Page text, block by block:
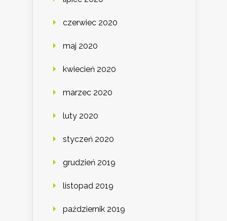
czerwiec 2020
maj 2020
kwiecień 2020
marzec 2020
luty 2020
styczeń 2020
grudzień 2019
listopad 2019
październik 2019